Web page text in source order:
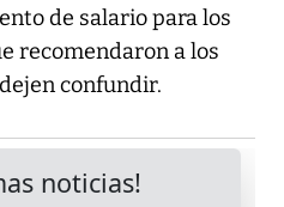
de salario para los
recomendaron a los
confundir.